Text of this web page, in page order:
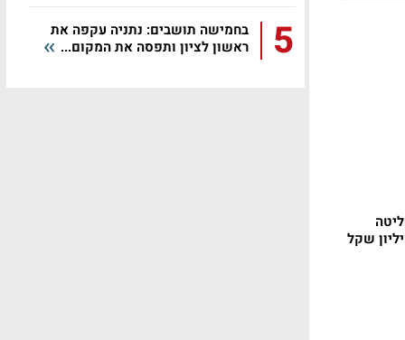
5
בחמישה תושבים: נתניה עקפה את
ראשון לציון ותפסה את המקום...